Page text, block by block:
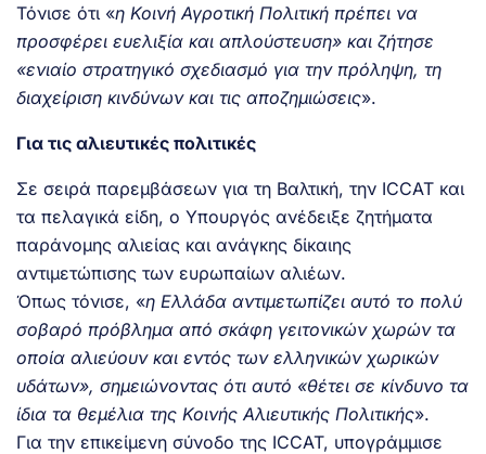
Τόνισε ότι «η Κοινή Αγροτική Πολιτική πρέπει να
προσφέρει ευελιξία και απλούστευση» και ζήτησε
«ενιαίο στρατηγικό σχεδιασμό για την πρόληψη, τη
διαχείριση κινδύνων και τις αποζημιώσεις».
Για τις αλιευτικές πολιτικές
Σε σειρά παρεμβάσεων για τη Βαλτική, την ICCAT και
τα πελαγικά είδη, ο Υπουργός ανέδειξε ζητήματα
παράνομης αλιείας και ανάγκης δίκαιης
αντιμετώπισης των ευρωπαίων αλιέων.
Όπως τόνισε, «η Ελλάδα αντιμετωπίζει αυτό το πολύ
σοβαρό πρόβλημα από σκάφη γειτονικών χωρών τα
οποία αλιεύουν και εντός των ελληνικών χωρικών
υδάτων», σημειώνοντας ότι αυτό «θέτει σε κίνδυνο τα
ίδια τα θεμέλια της Κοινής Αλιευτικής Πολιτικής».
Για την επικείμενη σύνοδο της ICCAT, υπογράμμισε